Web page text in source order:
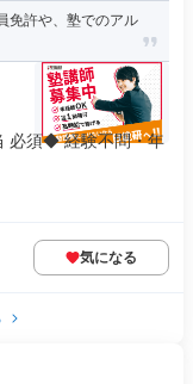
免許や、塾でのアル
必須◆ 経験不問・年
気になる